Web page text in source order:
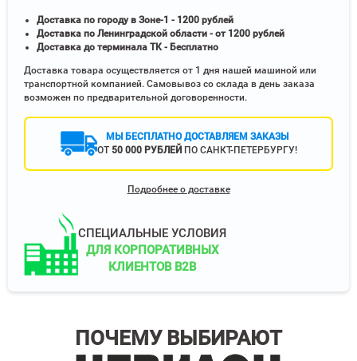
Доставка по городу в Зоне-1 - 1200 рублей
Доставка по Ленинградской области - от 1200 рублей
Доставка до терминала ТК - Бесплатно
Доставка товара осуществляется от 1 дня нашей машиной или
транспортной компанией. Самовывоз со склада в день заказа
возможен по предварительной договоренности.
МЫ БЕСПЛАТНО ДОСТАВЛЯЕМ ЗАКАЗЫ
ОТ 50 000 РУБЛЕЙ ПО САНКТ-ПЕТЕРБУРГУ!
Подробнее о доставке
СПЕЦИАЛЬНЫЕ УСЛОВИЯ
ДЛЯ КОРПОРАТИВНЫХ
КЛИЕНТОВ B2B
ПОЧЕМУ ВЫБИРАЮТ